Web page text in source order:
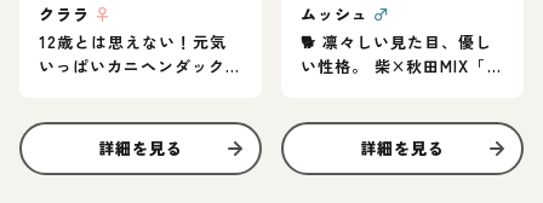
クララ ♀
12歳とは思えない！元気
いっぱいカニヘンダック
詳細を見る
ムッシュ ♂
🐕 凛々しい見た目、優し
い性格。 柴×秋田MIX「ム
詳細を見る